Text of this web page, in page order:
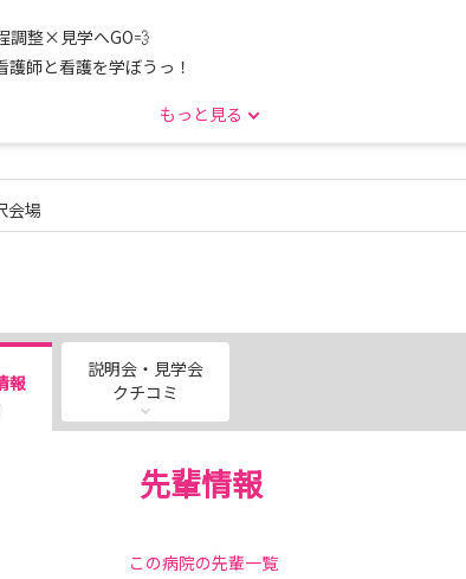
調整×見学へGO💨
師と看護を学ぼうっ！
理念の下、地域の救急・急性期医療を担う病院として機能
床数465床→801床へ）地域医療へ貢献します！
もっと見る
会場
報
説明会・見学会
クチコミ
先輩情報
この病院の先輩一覧